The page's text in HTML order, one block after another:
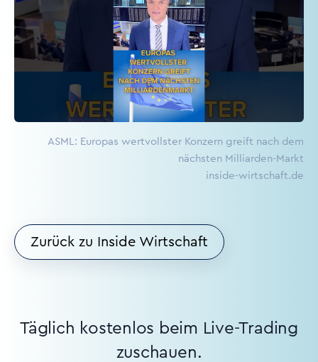
ASML: Europas wertvollster Konzern greift nach dem
nächsten Milliarden-Markt
inside-wirtschaft.de
Zurück zu Inside Wirtschaft
Täglich kostenlos beim Live-Trading
zuschauen.